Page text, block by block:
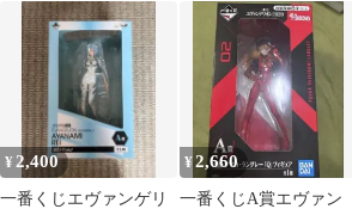
¥ 2,400
一番くじエヴァンゲリ
¥2,660
一番くじA賞エヴァン